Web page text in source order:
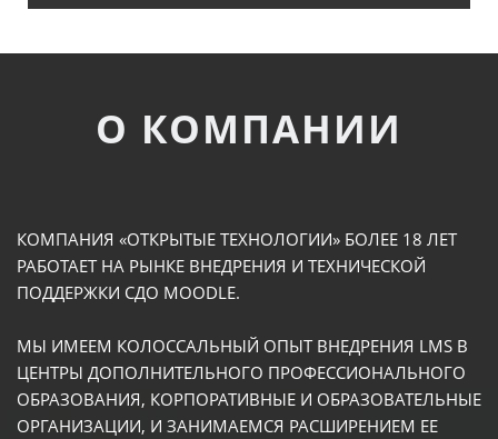
О КОМПАНИИ
КОМПАНИЯ «ОТКРЫТЫЕ ТЕХНОЛОГИИ» БОЛЕЕ 18 ЛЕТ
РАБОТАЕТ НА РЫНКЕ ВНЕДРЕНИЯ И ТЕХНИЧЕСКОЙ
ПОДДЕРЖКИ СДО MOODLE.
МЫ ИМЕЕМ КОЛОССАЛЬНЫЙ ОПЫТ ВНЕДРЕНИЯ LMS В
ЦЕНТРЫ ДОПОЛНИТЕЛЬНОГО ПРОФЕССИОНАЛЬНОГО
ОБРАЗОВАНИЯ, КОРПОРАТИВНЫЕ И ОБРАЗОВАТЕЛЬНЫЕ
ОРГАНИЗАЦИИ, И ЗАНИМАЕМСЯ РАСШИРЕНИЕМ ЕЕ